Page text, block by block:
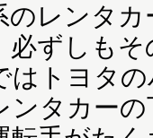
レンタカ
必ずしも
はトヨタ
ンタカー